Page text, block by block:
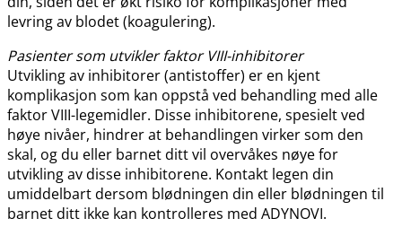
levring av blodet (koagulering).
Pasienter som utvikler faktor VIII-inhibitorer
Utvikling av inhibitorer (antistoffer) er en kjent
komplikasjon som kan oppstå ved behandling med alle
faktor VIII-legemidler. Disse inhibitorene, spesielt ved
høye nivåer, hindrer at behandlingen virker som den
skal, og du eller barnet ditt vil overvåkes nøye for
utvikling av disse inhibitorene. Kontakt legen din
umiddelbart dersom blødningen din eller blødningen til
barnet ditt ikke kan kontrolleres med ADYNOVI.